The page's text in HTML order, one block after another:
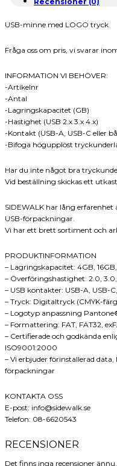
USB-minne med LOGO tryck
Fråga oss om pris, vi svarar
INFORMATION VI BEHÖVER:
-Artikelnr
-Antal
-Lagringskapacitet (GB)
-Hastighet (USB 2.x 3.x 4.x)
-Kontakt (USB-A, USB-C eller
-Bifoga högupplöst
Har du inte något bra
Vid beställning skickas ett
SIDEWALK har lång
USB-förpackningar.
Vi har ett brett sortiment och
PRODUKTINFORMATION
– Lagringskapacitet: 4GB,
– Överföringshastighet: 2.0, 3.0,
– USB kontakter: USB-A, USB-
– Tryck: Digitaltryck (CMYK-
– Logotyp anpassning
– Formattering: FAT, FAT32,
– Certifierade och godkända
ISO9001:2000
– Vi erbjuder förinstallerad
förpackningar
KONTAKTA OSS
E-post: info@sidewalk.se
Telefon: 08-6620543
RECENSIONER
Det finns inga recensioner ännu.